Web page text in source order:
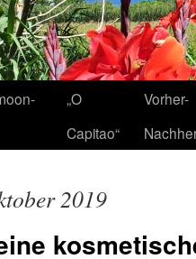
„O
Capitao“
Vorher-
2019